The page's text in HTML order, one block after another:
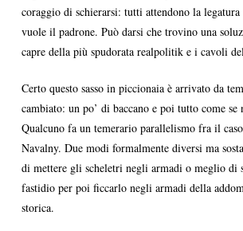
coraggio di schierarsi: tutti attendono la legatura
vuole il padrone. Può darsi che trovino una
capre della più spudorata realpolitik e i cavoli
Certo questo sasso in piccionaia è arrivato da
cambiato: un po’ di baccano e poi tutto come se
Qualcuno fa un temerario parallelismo fra il
Navalny. Due modi formalmente diversi ma
di mettere gli scheletri negli armadi o meglio di
fastidio per poi ficcarlo negli armadi della
storica.